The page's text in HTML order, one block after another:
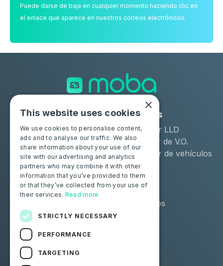
Puede darse de baja en cualquier momento haciendo clic en
el enlace que aparece en nuestros correos electrónicos.
Soluciones
Moba Certify Pro
Tienda
Industrias
Arrendador LLD
Distribuidor de V.O.
Remarketer de vehículos
de ocasión
Particulares Recursos
Contáctenos
Síguenos
×
This website uses cookies
We use cookies to personalise content,
ads and to analyse our traffic. We also
share information about your use of our
site with our advertising and analytics
partners who may combine it with other
information that you’ve provided to them
or that they’ve collected from your use of
their services. Read more
STRICTLY NECESSARY
PERFORMANCE
TARGETING